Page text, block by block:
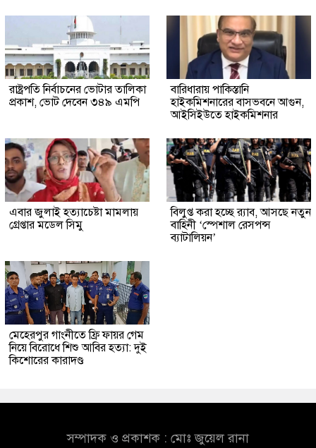
রাষ্ট্রপতি নির্বাচনের ভোটার তালিকা
প্রকাশ, ভোট দেবেন ৩৪৯ এমপি
বারিধারায় পাকিস্তানি
হাইকমিশনারের বাসভবনে আগুন,
আইসিইউতে হাইকমিশনার
এবার জুলাই হত্যাচেষ্টা মামলায়
গ্রেপ্তার মডেল সিমু
বিলুপ্ত করা হচ্ছে র‍্যাব, আসছে নতুন
বাহিনী ‘স্পেশাল রেসপন্স
ব্যাটালিয়ন’
মেহেরপুর গাংনীতে ফ্রি ফায়র গেম
নিয়ে বিরোধে শিশু আবির হত্যা: দুই
কিশোরের কারাদণ্ড
সম্পাদক ও প্রকাশক : মোঃ জুয়েল রানা